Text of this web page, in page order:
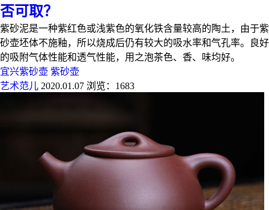
否可取？
紫砂泥是一种紫红色或浅紫色的氧化铁含量较高的陶土，由于紫
砂壶坯体不施釉，所以烧成后仍有较大的吸水率和气孔率。良好
的吸附气体性能和透气性能，用之泡茶色、香、味均好。
宜兴紫砂壶 紫砂壶
艺术范儿 2020.01.07 浏览：1683